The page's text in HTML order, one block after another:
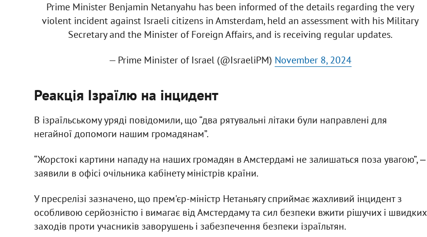
Prime Minister Benjamin Netanyahu has been informed of the details regarding the very
violent incident against Israeli citizens in Amsterdam, held an assessment with his Military
Secretary and the Minister of Foreign Affairs, and is receiving regular updates.
— Prime Minister of Israel (@IsraeliPM) November 8, 2024
Реакція Ізраїлю на інцидент
В ізраїльському уряді повідомили, що “два рятувальні літаки були направлені для
негайної допомоги нашим громадянам”.
“Жорстокі картини нападу на наших громадян в Амстердамі не залишаться поза увагою”, ‒
заявили в офісі очільника кабінету міністрів країни.
У пресрелізі зазначено, що прем'єр-міністр Нетаньягу сприймає жахливий інцидент з
особливою серйозністю і вимагає від Амстердаму та сил безпеки вжити рішучих і швидких
заходів проти учасників заворушень і забезпечення безпеки ізраїльтян.